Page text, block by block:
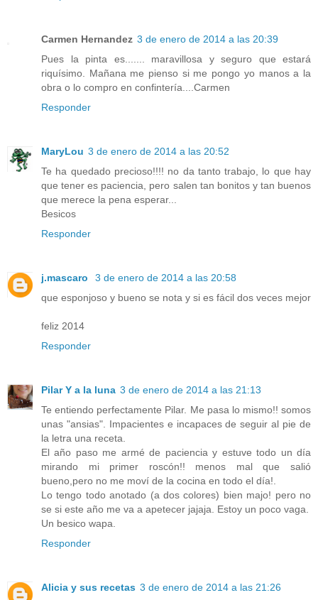
Carmen Hernandez 3 de enero de 2014 a las 20:39
Pues la pinta es....... maravillosa y seguro que estará
riquísimo. Mañana me pienso si me pongo yo manos a la
obra o lo compro en confintería....Carmen
Responder
MaryLou 3 de enero de 2014 a las 20:52
Te ha quedado precioso!!!! no da tanto trabajo, lo que hay
que tener es paciencia, pero salen tan bonitos y tan buenos
que merece la pena esperar...
Besicos
Responder
j.mascaro
3 de enero de 2014 a las 20:58
que esponjoso y bueno se nota y si es fácil dos veces mejor
feliz 2014
Responder
Pilar Y a la luna 3 de enero de 2014 a las 21:13
Te entiendo perfectamente Pilar. Me pasa lo mismo!! somos
unas "ansias". Impacientes e incapaces de seguir al pie de
la letra una receta.
El año paso me armé de paciencia y estuve todo un día
mirando mi primer roscón!! menos mal que salió
bueno,pero no me moví de la cocina en todo el día!.
Lo tengo todo anotado (a dos colores) bien majo! pero no
se si este año me va a apetecer jajaja. Estoy un poco vaga.
Un besico wapa.
Responder
Alicia y sus recetas 3 de enero de 2014 a las 21:26